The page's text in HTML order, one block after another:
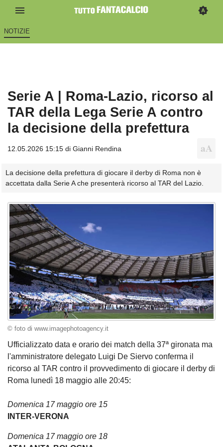
NOTIZIE
Serie A | Roma-Lazio, ricorso al
TAR della Lega Serie A contro
la decisione della prefettura
12.05.2026 15:15 di Gianni Rendina
La decisione della prefettura di giocare il derby di Roma non è
accettata dalla Serie A che presenterà ricorso al TAR del Lazio.
© foto di www.imagephotoagency.it
Ufficializzato data e orario dei match della 37ª gironata ma
l'amministratore delegato Luigi De Siervo conferma il
ricorso al TAR contro il provvedimento di giocare il derby di
Roma lunedì 18 maggio alle 20:45:
Domenica 17 maggio ore 15
INTER-VERONA
Domenica 17 maggio ore 18